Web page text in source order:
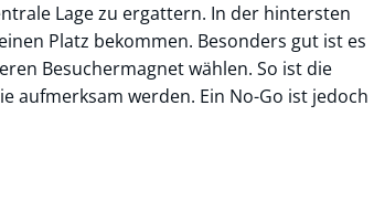
Lage zu ergattern. In der hintersten
Platz bekommen. Besonders gut ist es
Besuchermagnet wählen. So ist die
aufmerksam werden. Ein No-Go ist jedoch